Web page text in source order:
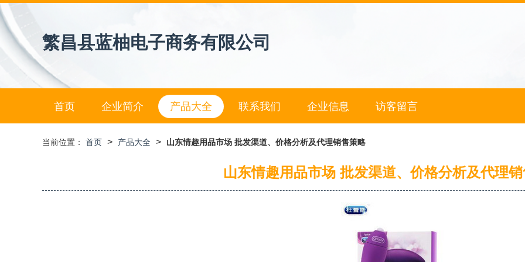
繁昌县蓝柚电子商务有限公司
首页 企业简介 产品大全 联系我们 企业信息 访客留言
当前位置： 首页 > 产品大全 > 山东情趣用品市场 批发渠道、价格分析及代理销售策略
山东情趣用品市场 批发渠道、价格分析及代理